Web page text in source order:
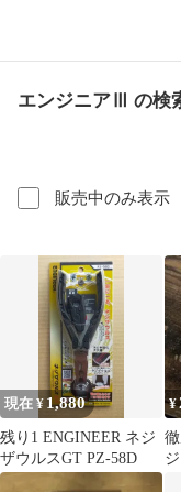
エンジニアⅢ の検
販売中のみ表示
現在 ¥ 1,880
残り1 ENGINEER ネジ
ザウルスGT PZ-58D
¥